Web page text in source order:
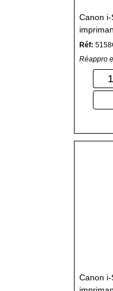
Canon i-
Réf:
Réappro
Canon i-